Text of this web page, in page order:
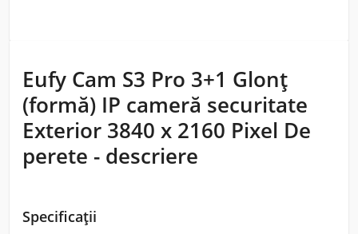
Eufy Cam S3 Pro 3+1 Glonț
(formă) IP cameră securitate
Exterior 3840 x 2160 Pixel De
perete - descriere
Specificații